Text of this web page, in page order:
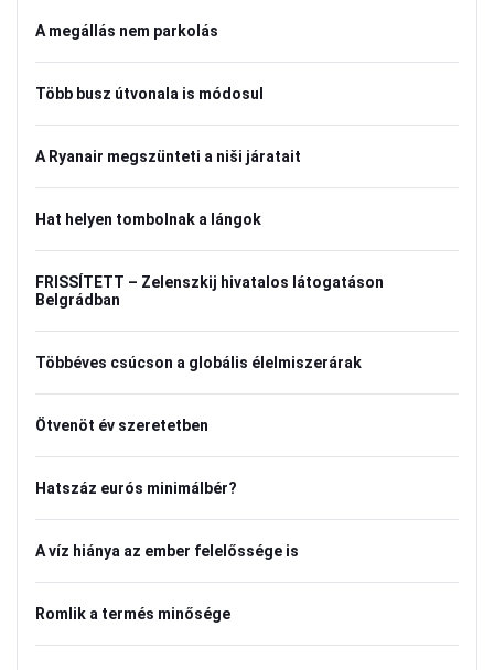
A megállás nem parkolás
Több busz útvonala is módosul
A Ryanair megszünteti a niši járatait
Hat helyen tombolnak a lángok
FRISSÍTETT – Zelenszkij hivatalos látogatáson
Belgrádban
Többéves csúcson a globális élelmiszerárak
Ötvenöt év szeretetben
Hatszáz eurós minimálbér?
A víz hiánya az ember felelőssége is
Romlik a termés minősége